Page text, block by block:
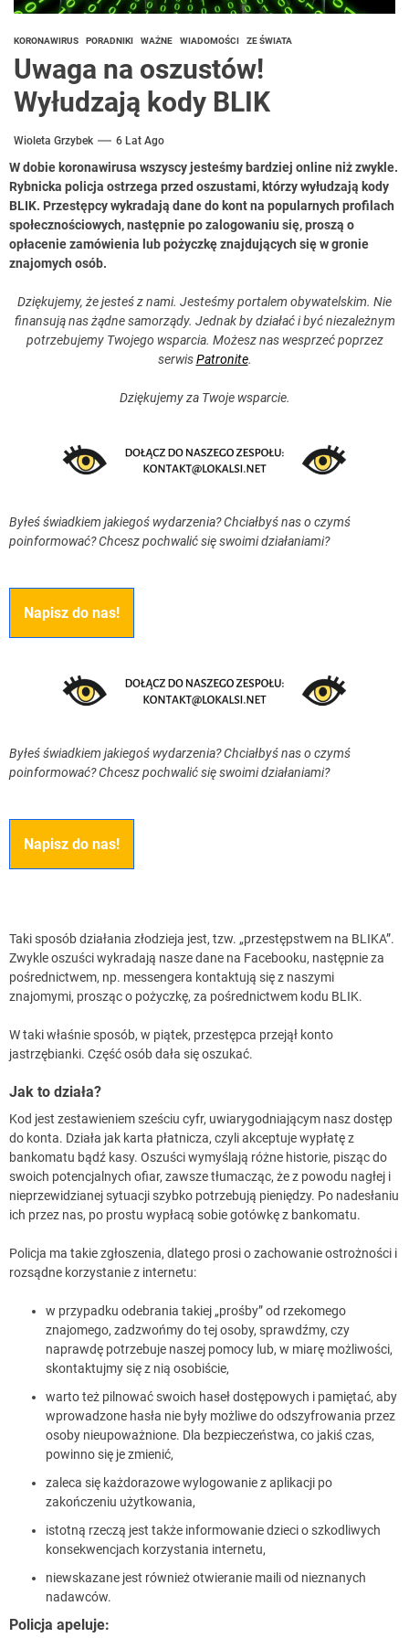
KORONAWIRUS PORADNIKI WAŻNE WIADOMOŚCI ZE ŚWIATA
Uwaga na oszustów!
Wyłudzają kody BLIK
Wioleta Grzybek 6 Lat Ago
W dobie koronawirusa wszyscy jesteśmy bardziej online niż zwykle.
Rybnicka policja ostrzega przed oszustami, którzy wyłudzają kody
BLIK. Przestępcy wykradają dane do kont na popularnych profilach
społecznościowych, następnie po zalogowaniu się, proszą o
opłacenie zamówienia lub pożyczkę znajdujących się w gronie
znajomych osób.
Dziękujemy, że jesteś z nami. Jesteśmy portalem obywatelskim. Nie
finansują nas żądne samorządy. Jednak by działać i być niezależnym
potrzebujemy Twojego wsparcia. Możesz nas wesprzeć poprzez
serwisPatronite.
Dziękujemy za Twoje wsparcie.
Byłeś świadkiem jakiegoś wydarzenia? Chciałbyś nas o czymś
poinformować? Chcesz pochwalić się swoimi działaniami?
Napisz do nas!
Byłeś świadkiem jakiegoś wydarzenia? Chciałbyś nas o czymś
poinformować? Chcesz pochwalić się swoimi działaniami?
Napisz do nas!
Taki sposób działania złodzieja jest, tzw. „przestępstwem na BLIKA”.
Zwykle oszuści wykradają nasze dane na Facebooku, następnie za
pośrednictwem, np. messengera kontaktują się z naszymi
znajomymi, prosząc o pożyczkę, za pośrednictwem kodu BLIK.
W taki właśnie sposób, w piątek, przestępca przejął konto
jastrzębianki. Część osób dała się oszukać.
Jak to działa?
Kod jest zestawieniem sześciu cyfr, uwiarygodniającym nasz dostęp
do konta. Działa jak karta płatnicza, czyli akceptuje wypłatę z
bankomatu bądź kasy. Oszuści wymyślają różne historie, pisząc do
swoich potencjalnych ofiar, zawsze tłumacząc, że z powodu nagłej i
nieprzewidzianej sytuacji szybko potrzebują pieniędzy. Po nadesłaniu
ich przez nas, po prostu wypłacą sobie gotówkę z bankomatu.
Policja ma takie zgłoszenia, dlatego prosi o zachowanie ostrożności i
rozsądne korzystanie z internetu:
w przypadku odebrania takiej „prośby” od rzekomego
znajomego, zadzwońmy do tej osoby, sprawdźmy, czy
naprawdę potrzebuje naszej pomocy lub, w miarę możliwości,
skontaktujmy się z nią osobiście,
warto też pilnować swoich haseł dostępowych i pamiętać, aby
wprowadzone hasła nie były możliwe do odszyfrowania przez
osoby nieupoważnione. Dla bezpieczeństwa, co jakiś czas,
powinno się je zmienić,
zaleca się każdorazowe wylogowanie z aplikacji po
zakończeniu użytkowania,
istotną rzeczą jest także informowanie dzieci o szkodliwych
konsekwencjach korzystania internetu,
niewskazane jest również otwieranie maili od nieznanych
nadawców.
Policja apeluje: